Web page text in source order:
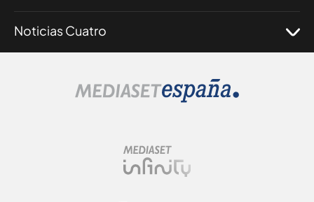
Noticias Cuatro